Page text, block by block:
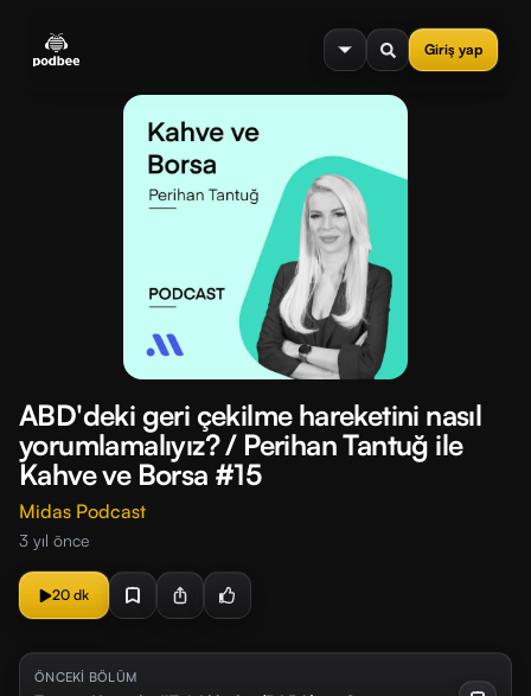
Giriş yap
menu
ABD'deki geri çekilme hareketini nasıl
yorumlamalıyız? / Perihan Tantuğ ile
Kahve ve Borsa #15
Midas Podcast
3 yıl önce
20 dk
ÖNCEKİ BÖLÜM